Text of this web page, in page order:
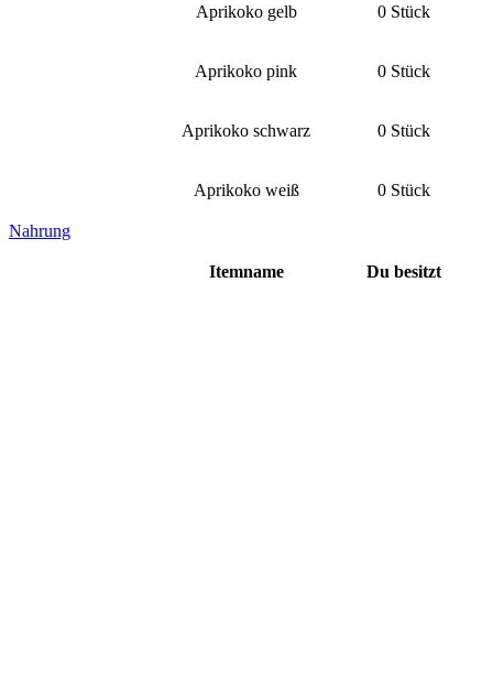
Aprikoko gelb 0 Stück
Aprikoko pink 0 Stück
Aprikoko schwarz 0 Stück
Aprikoko weiß 0 Stück
Nahrung
Itemname Du besitzt